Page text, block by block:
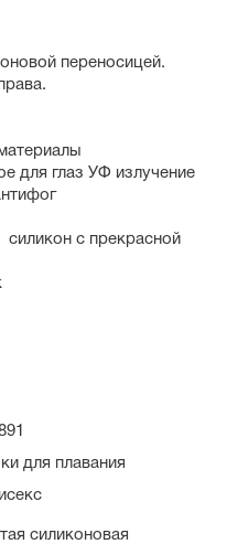
переносицей.
для глаз УФ излучение
силикон с прекрасной
для плавания
силиконовая